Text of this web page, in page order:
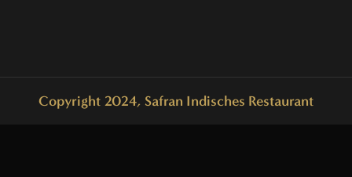
Copyright 2024, Safran Indisches Restaurant